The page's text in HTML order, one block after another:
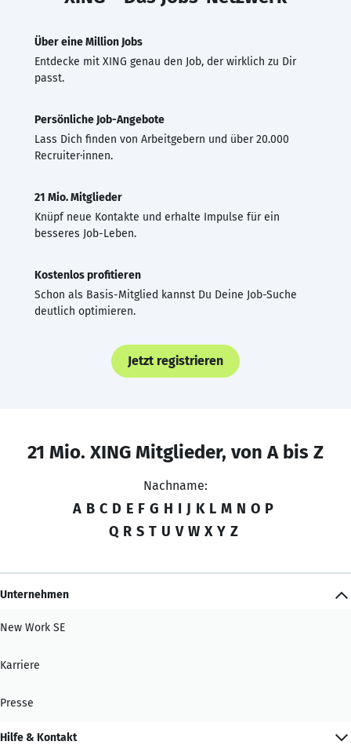
Über eine Million Jobs
Entdecke mit XING genau den Job, der wirklich zu Dir
passt.
Persönliche Job-Angebote
Lass Dich finden von Arbeitgebern und über 20.000
Recruiter·innen.
21 Mio. Mitglieder
Knüpf neue Kontakte und erhalte Impulse für ein
besseres Job-Leben.
Kostenlos profitieren
Schon als Basis-Mitglied kannst Du Deine Job-Suche
deutlich optimieren.
Jetzt registrieren
21 Mio. XING Mitglieder, von A bis Z
Nachname:
A B C D E F G H I J K L M N O P
Q R S T U V W X Y Z
Unternehmen
New Work SE
Karriere
Presse
Hilfe & Kontakt